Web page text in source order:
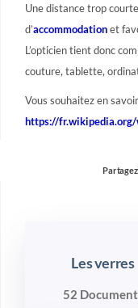
Une distance trop
d’accommodationet
L’opticien tient donc
couture, tablette,
Vous souhaitez en
https://
Les verres
52